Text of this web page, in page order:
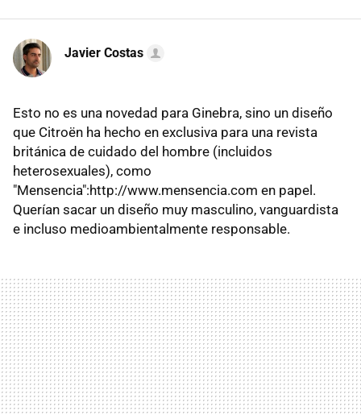
Javier Costas
Esto no es una novedad para Ginebra, sino un diseño
que Citroën ha hecho en exclusiva para una revista
británica de cuidado del hombre (incluidos
heterosexuales), como
"Mensencia":http://www.mensencia.com en papel.
Querían sacar un diseño muy masculino, vanguardista
e incluso medioambientalmente responsable.